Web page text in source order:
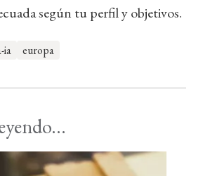
según tu perfil y objetivos.
ia europa